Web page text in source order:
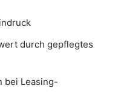
durch gepflegtes
bei Leasing-